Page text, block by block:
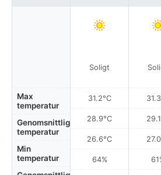
Max
temperatur
Genomsnittlig
temperatur
Min
temperatur
Soligt
31.2°C
28.9°C
26.6°C
64%